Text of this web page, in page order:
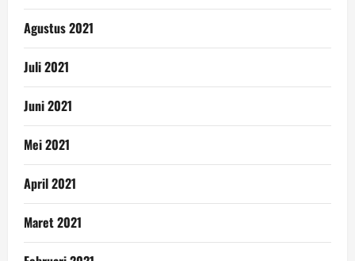
Agustus 2021
Juli 2021
Juni 2021
Mei 2021
April 2021
Maret 2021